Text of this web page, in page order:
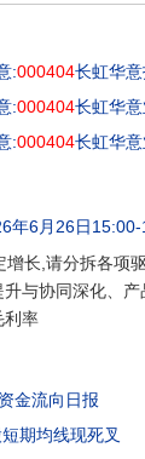
:000404长虹华
:000404长虹华
:000404长虹华
年6月26日
增长,请分拆各项
与协同深化、
利率
金流向日报
期均线现死叉